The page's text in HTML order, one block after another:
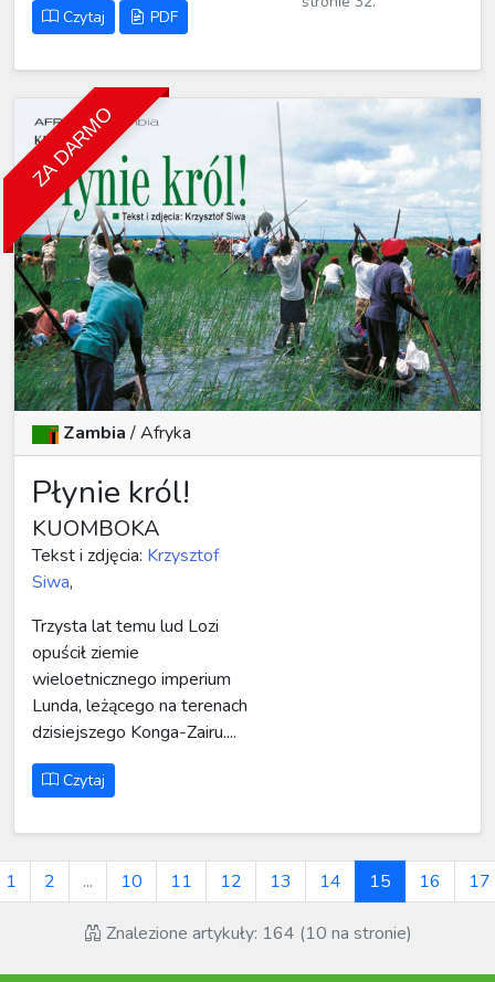
Czytaj PDF
ZA DARMO
Zambia/Afryka
Płynie król!
KUOMBOKA
Tekst i zdjęcia: Krzysztof
Siwa,
Trzysta lat temu lud Lozi
opuścił ziemie
wieloetnicznego imperium
Lunda, leżącego na terenach
dzisiejszego Konga-Zairu....
Czytaj
1 2 ... 10 11 12 13 14 15 16 17
Znalezione artykuły: 164 (10 na stronie)